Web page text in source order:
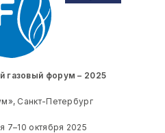
7–10 октября 2025
Санкт-Петербург
газовый форум – 2025